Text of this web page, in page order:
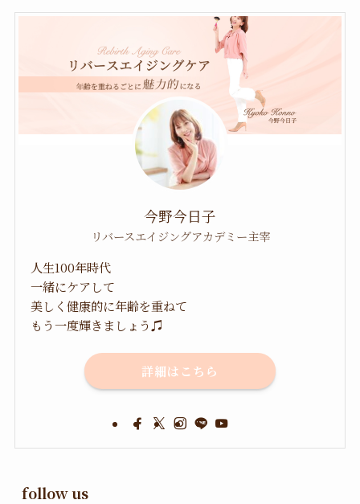
今野今日子
リバースエイジングアカデミー主宰
人生100年時代
一緒にケアして
美しく健康的に年齢を重ねて
もう一度輝きましょう♫
詳細はこちら
follow us